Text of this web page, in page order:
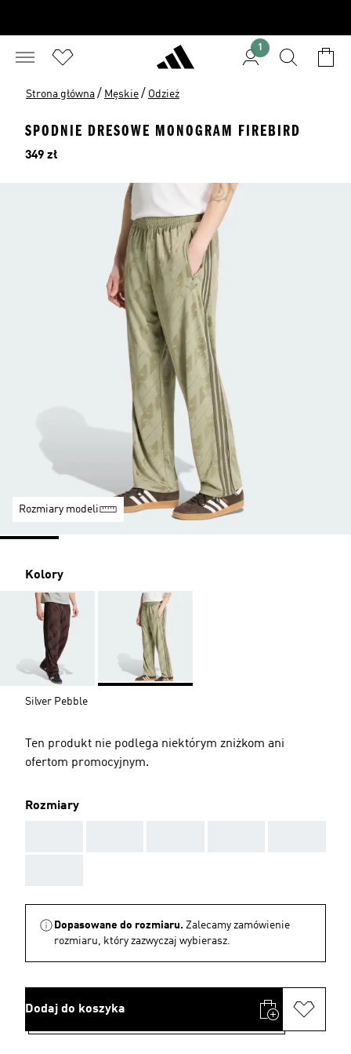
1
Strona główna / Męskie / Odzież
SPODNIE DRESOWE MONOGRAM FIREBIRD
Cena
349 zł
Rozmiary modeli
Kolory
Silver Pebble
Ten produkt nie podlega niektórym zniżkom ani
ofertom promocyjnym.
Rozmiary
Dopasowane do rozmiaru. Zalecamy zamówienie
rozmiaru, który zazwyczaj wybierasz.
Dodaj do koszyka